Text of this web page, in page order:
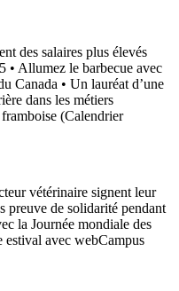
des salaires plus élevés
• Allumez le barbecue avec
Canada • Un lauréat d’une
dans les métiers
(Calendrier
vétérinaire signent leur
preuve de solidarité pendant
la Journée mondiale des
estival avec webCampus